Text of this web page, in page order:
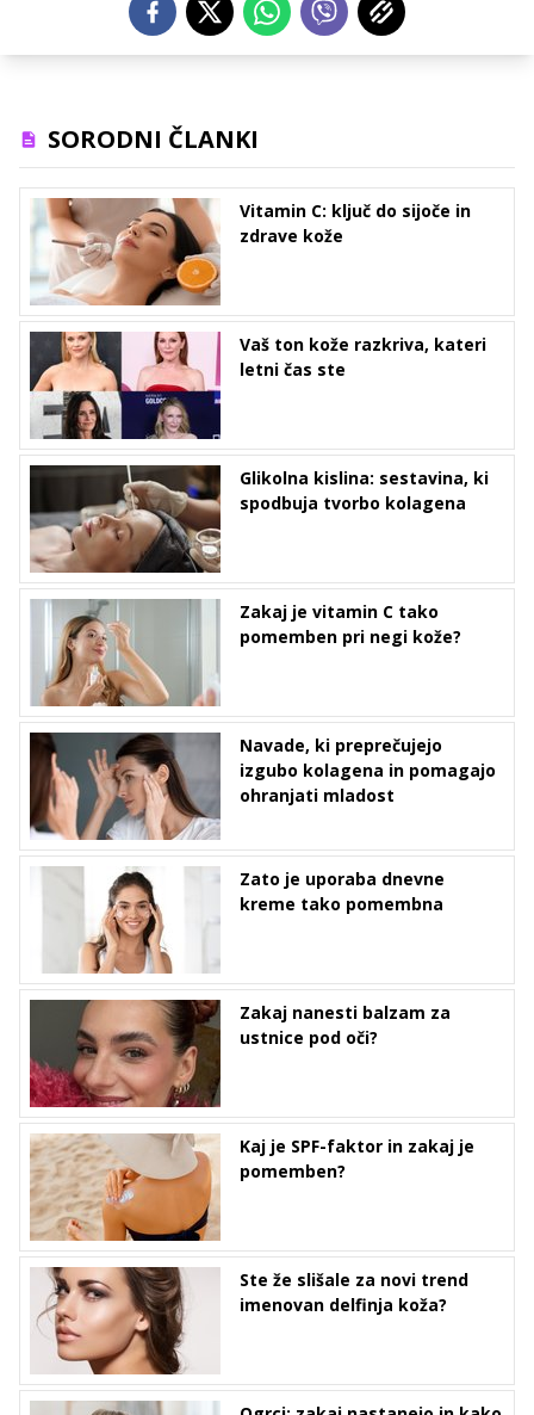
SORODNI ČLANKI
Vitamin C: ključ do sijoče in
zdrave kože
Vaš ton kože razkriva, kateri
letni čas ste
Glikolna kislina: sestavina, ki
spodbuja tvorbo kolagena
Zakaj je vitamin C tako
pomemben pri negi kože?
Navade, ki preprečujejo
izgubo kolagena in pomagajo
ohranjati mladost
Zato je uporaba dnevne
kreme tako pomembna
Zakaj nanesti balzam za
ustnice pod oči?
Kaj je SPF-faktor in zakaj je
pomemben?
Ste že slišale za novi trend
imenovan delfinja koža?